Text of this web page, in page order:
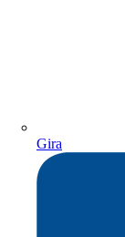
Gira